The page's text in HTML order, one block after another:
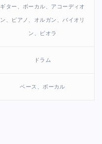
ギター、ボーカル、アコーディオ
ン、ピアノ、オルガン、バイオリ
ン、ビオラ
ドラム
ベース、ボーカル